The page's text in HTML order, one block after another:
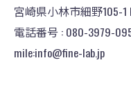
宮崎県小林市細野105-1
電話番号 : 080-3979-
mile:info@fine-lab.jp